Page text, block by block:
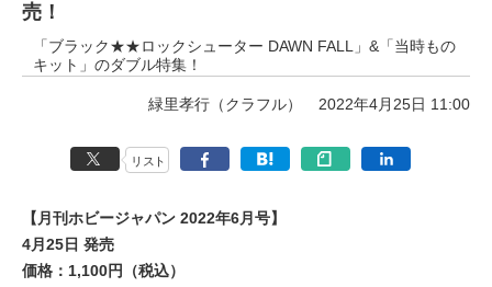
売！
「ブラック★★ロックシューター DAWN FALL」&「当時もの
キット」のダブル特集！
緑里孝行（クラフル） 2022年4月25日 11:00
リスト
【月刊ホビージャパン 2022年6月号】
4月25日 発売
価格：1,100円（税込）